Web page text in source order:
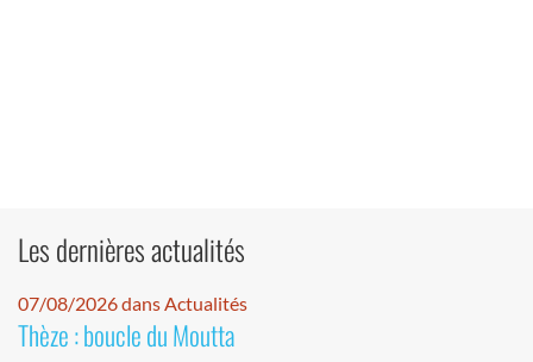
Les dernières actualités
07/08/2026 dans Actualités
Thèze : boucle du Moutta